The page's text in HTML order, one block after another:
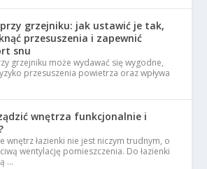
grzejniku: jak ustawić je tak,
przesuszenia i zapewnić
snu
grzejniku może wydawać się wygodne,
przesuszenia powietrza oraz wpływa
wnętrza funkcjonalnie i
wnętrz łazienki nie jest niczym trudnym, o
wentylację pomieszczenia. Do łazienki
…